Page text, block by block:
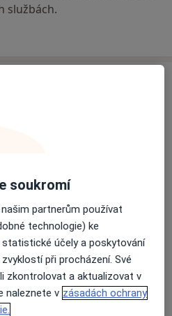
službách.
mapu
se otevře v nové záložce
není aktivní
udělat?
návštěvy)
pacienty na pojišťovnu
soukromí
partnerům používat
technologie) ke
účely a poskytování
při procházení. Své
zkontrolovat a aktualizovat v
naleznete v zásadách ochrany